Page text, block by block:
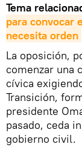
Tema
para convocar
necesita orden
La oposición,
comenzar una
cívica
Transición,
presidente
pasado, ceda
gobierno civil.